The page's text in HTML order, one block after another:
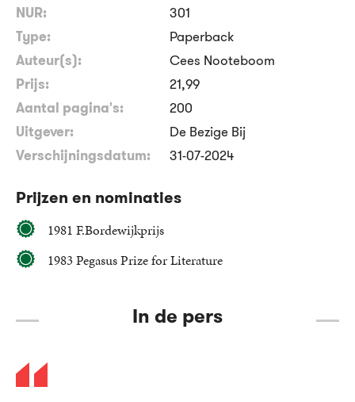
NUR:
301
Type:
Paperback
Auteur(s):
Cees Nooteboom
Prijs:
21,99
Aantal pagina's:
200
Uitgever:
De Bezige Bij
Verschijningsdatum:
31-07-2024
Prijzen en nominaties
1981 F.Bordewijkprijs
1983 Pegasus Prize for Literature
In de pers